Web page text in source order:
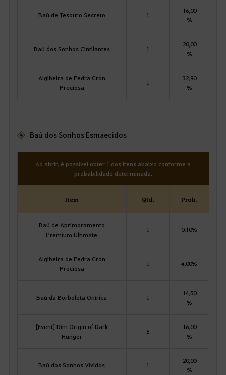
Baú de Tesouro Secreto 1
16,00
%
Baú dos Sonhos Cintilantes 1
20,00
%
Algibeira de Pedra Cron
Preciosa
1
32,90
%
Baú dos Sonhos Esmaecidos
Ao abrir, é possível obter 1 dos itens abaixo conforme a
probabilidade determinada.
Item Qtd. Prob.
Baú de Aprimoramento
Premium Ultimate
1 0,10%
Algibeira de Pedra Cron
Preciosa
1 4,00%
Baú da Borboleta Onírica 1
14,50
%
[Event] Dim Origin of Dark
Hunger
5
16,00
%
Baú dos Sonhos Vívidos 1
20,00
%